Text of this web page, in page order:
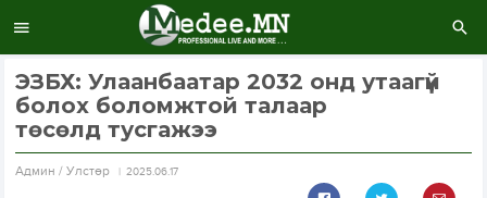
ЭЗБХ: Улаанбаатар 2032 онд утаагүй
болох боломжтой талаар
төсөлд тусгажээ
Aдмин / Улстөр 2025.06.17